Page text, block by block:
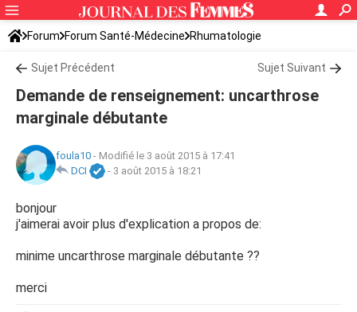
Forum Forum Santé-Médecine Rhumatologie
Sujet Précédent Sujet Suivant
Demande de renseignement: uncarthrose
marginale débutante
foula10 - Modifié le 3 août 2015 à 17:41
DCI
- 3 août 2015 à 18:21
bonjour
j'aimerai avoir plus d'explication a propos de:
minime uncarthrose marginale débutante ??
merci